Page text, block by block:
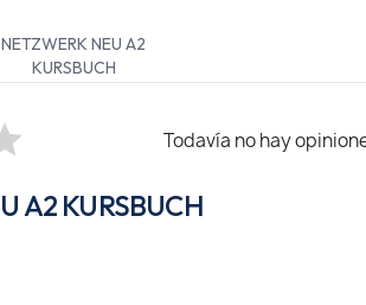
NETZWERK NEU A2
KURSBUCH
Todavía no hay
A2 KURSBUCH